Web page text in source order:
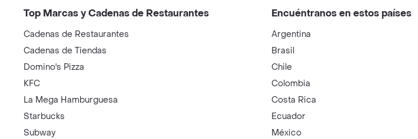
Top Marcas y Cadenas de Restaurantes
Cadenas de Restaurantes
Cadenas de Tiendas
Domino's Pizza
KFC
La Mega Hamburguesa
Starbucks
Subway
Encuéntranos en estos países
Argentina
Brasil
Chile
Colombia
Costa Rica
Ecuador
México